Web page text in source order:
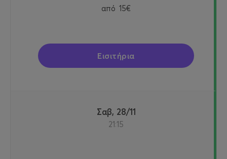
από 15€
Εισιτήρια
Σαβ, 28/11
21:15